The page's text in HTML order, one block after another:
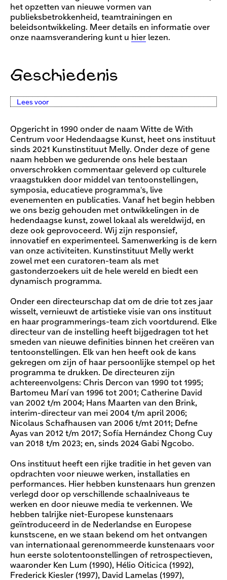
het opzetten van nieuwe vormen van
publieksbetrokkenheid, teamtrainingen en
beleidsontwikkeling. Meer details en informatie over
onze naamsverandering kunt u hier lezen.
Geschiedenis
Lees voor
Opgericht in 1990 onder de naam Witte de With
Centrum voor Hedendaagse Kunst, heet ons instituut
sinds 2021 Kunstinstituut Melly. Onder deze of gene
naam hebben we gedurende ons hele bestaan
onverschrokken commentaar geleverd op culturele
vraagstukken door middel van tentoonstellingen,
symposia, educatieve programma's, live
evenementen en publicaties. Vanaf het begin hebben
we ons bezig gehouden met ontwikkelingen in de
hedendaagse kunst, zowel lokaal als wereldwijd, en
deze ook geprovoceerd. Wij zijn responsief,
innovatief en experimenteel. Samenwerking is de kern
van onze activiteiten. Kunstinstituut Melly werkt
zowel met een curatoren-team als met
gastonderzoekers uit de hele wereld en biedt een
dynamisch programma.
Onder een directeurschap dat om de drie tot zes jaar
wisselt, vernieuwt de artistieke visie van ons instituut
en haar programmerings-team zich voortdurend. Elke
directeur van de instelling heeft bijgedragen tot het
smeden van nieuwe definities binnen het creëren van
tentoonstellingen. Elk van hen heeft ook de kans
gekregen om zijn of haar persoonlijke stempel op het
programma te drukken. De directeuren zijn
achtereenvolgens: Chris Dercon van 1990 tot 1995;
Bartomeu Marí van 1996 tot 2001; Catherine David
van 2002 t/m 2004; Hans Maarten van den Brink,
interim-directeur van mei 2004 t/m april 2006;
Nicolaus Schafhausen van 2006 t/mt 2011; Defne
Ayas van 2012 t/m 2017; Sofía Hernández Chong Cuy
van 2018 t/m 2023; en, sinds 2024 Gabi Ngcobo.
Ons instituut heeft een rijke traditie in het geven van
opdrachten voor nieuwe werken, installaties en
performances. Hier hebben kunstenaars hun grenzen
verlegd door op verschillende schaalniveaus te
werken en door nieuwe media te verkennen. We
hebben talrijke niet-Europese kunstenaars
geïntroduceerd in de Nederlandse en Europese
kunstscene, en we staan bekend om het ontvangen
van internationaal gerenommeerde kunstenaars voor
hun eerste solotentoonstellingen of retrospectieven,
waaronder Ken Lum (1990), Hélio Oiticica (1992),
Frederick Kiesler (1997), David Lamelas (1997),